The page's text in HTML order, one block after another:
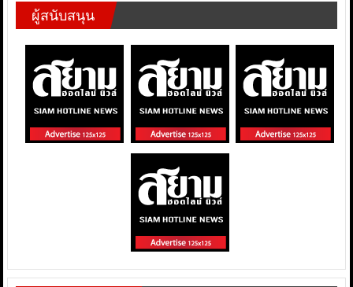
ผู้สนับสนุน